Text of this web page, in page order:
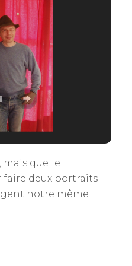
mais quelle
deux portraits
notre même